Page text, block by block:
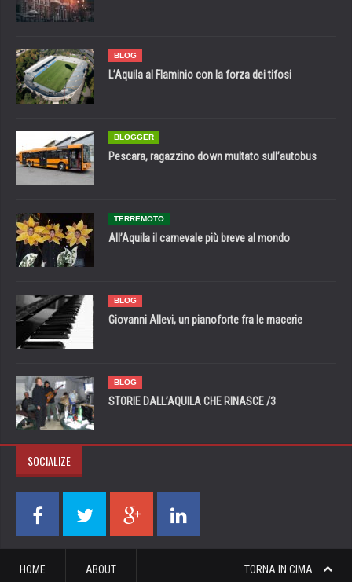
BLOG
L’Aquila al Flaminio con la forza dei tifosi
BLOGGER
Pescara, ragazzino down multato sull’autobus
TERREMOTO
All’Aquila il carnevale più breve al mondo
BLOG
Giovanni Allevi, un pianoforte fra le macerie
BLOG
STORIE DALL’AQUILA CHE RINASCE /3
SOCIALIZE
TORNA IN CIMA
HOME ABOUT